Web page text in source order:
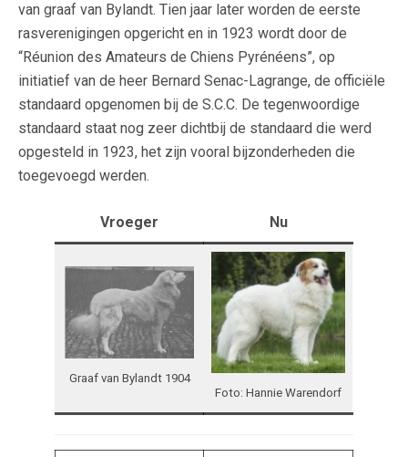
van graaf van Bylandt. Tien jaar later worden de eerste
rasverenigingen opgericht en in 1923 wordt door de
“Réunion des Amateurs de Chiens Pyrénéens”, op
initiatief van de heer Bernard Senac-Lagrange, de officiële
standaard opgenomen bij de S.C.C. De tegenwoordige
standaard staat nog zeer dichtbij de standaard die werd
opgesteld in 1923, het zijn vooral bijzonderheden die
toegevoegd werden.
Vroeger Nu
Graaf van Bylandt 1904
Foto: Hannie Warendorf